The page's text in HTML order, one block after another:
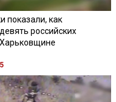
показали, как
российских